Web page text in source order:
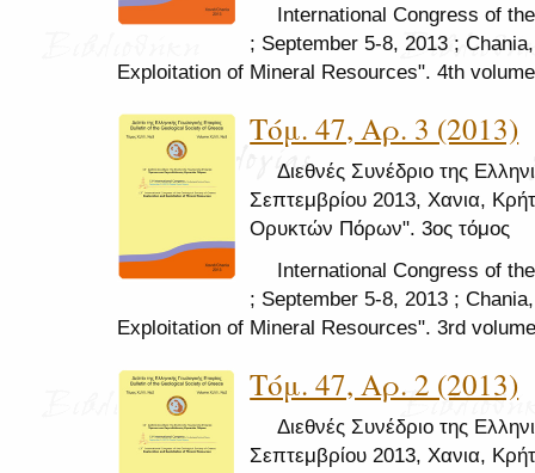
International Congress of
; September 5-8, 2013 ;
Exploitation of Mineral Resources". 4th volume
Τόμ. 47, Αρ. 3 (2013)
Διεθνές Συνέδριο της
Σεπτεμβρίου 2013, Χανια,
Ορυκτών Πόρων". 3ος τόμος
International Congress of
; September 5-8, 2013 ;
Exploitation of Mineral Resources". 3rd volume
Τόμ. 47, Αρ. 2 (2013)
Διεθνές Συνέδριο της
Σεπτεμβρίου 2013, Χανια,